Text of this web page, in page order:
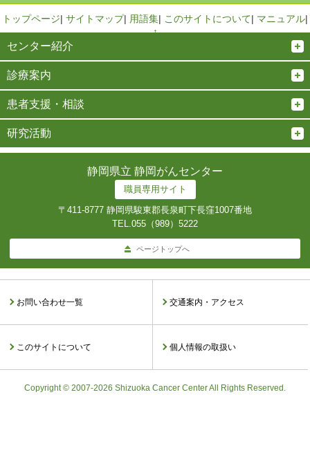
トップページ| サイトマップ| 用語集| このサイトについて| マニュアル|
↑
センター紹介
診療案内
患者支援・相談
研究活動
静岡県立 静岡がんセンター
職員専用サイト
〒411-8777 静岡県駿東郡長泉町下長窪1007番地
TEL.055（989）5222
ページトップへ
お問い合わせ一覧 交通案内・アクセス
このサイトについて 個人情報の取扱い
Copyright © 2007-2026 Shizuoka Cancer Center All Rights Reserved.